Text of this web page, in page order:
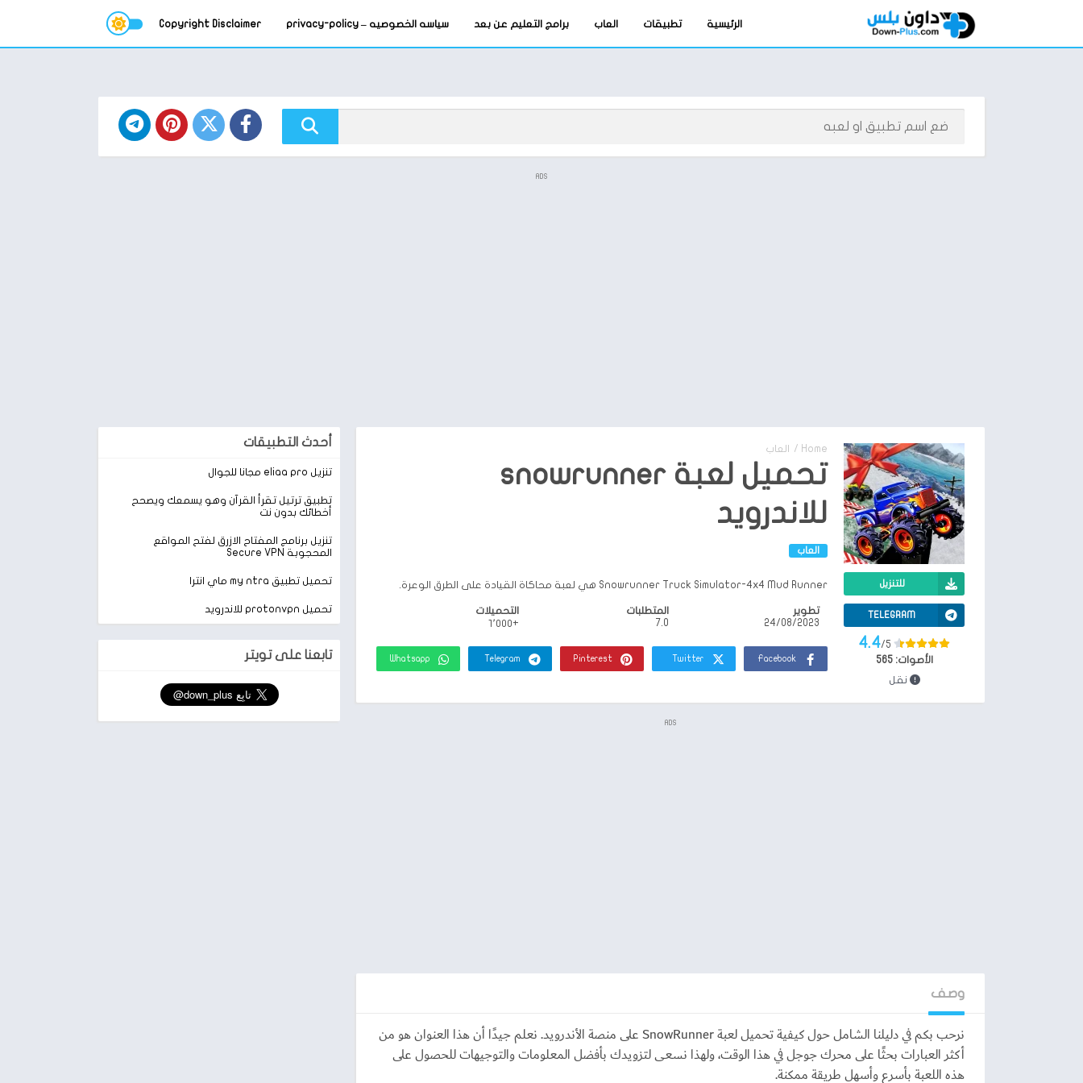
الرئيسية تطبيقات العاب برامج التعليم عن بعد سياسه الخصوصيه – privacy-policy Copyright Disclaimer
ADS
Home
/ العاب
تحميل لعبة snowrunner
للاندرويد
العاب
Snowrunner Truck Simulator-4x4 Mud Runner هي لعبة محاكاة القيادة على الطرق الوعرة. للتنزيل
TELEGRAM
4.4/5
الأصوات:565
نقل
تطوير
24/08/2023
المتطلبات
7.0
التحميلات
+١٬٠٠٠
Facebook
Twitter
Pinterest
Telegram
Whatsapp
ADS
وصف
نرحب بكم في دليلنا الشامل حول كيفية تحميل لعبة SnowRunner على منصة الأندرويد. نعلم جيدًا أن هذا العنوان هو من
أكثر العبارات بحثًا على محرك جوجل في هذا الوقت، ولهذا نسعى لتزويدك بأفضل المعلومات والتوجيهات للحصول على
هذه اللعبة بأسرع وأسهل طريقة ممكنة.
أحدث التطبيقات
تنزيل eliaa pro مجانا للجوال
تطبيق ترتيل تقرأ القرآن وهو يسمعك ويصحح
أخطائك بدون نت
تنزيل برنامج المفتاح الازرق لفتح المواقع
المحجوبة Secure VPN
تحميل تطبيق my ntra ماي انترا
تحميل protonvpn للاندرويد
تابعنا على تويتر